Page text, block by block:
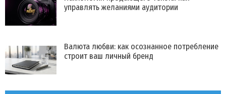
управлять желаниями аудитории
Валюта любви: как осознанное потребление
строит ваш личный бренд